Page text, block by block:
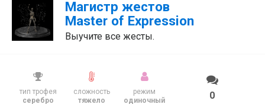
Магистр жестов
Master of Expression
Выучите все жесты.
тип трофея
серебро
сложность
тяжело
режим
одиночный
0